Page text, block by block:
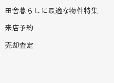
田舎暮らしに最適な物件特集
来店予約
売却査定